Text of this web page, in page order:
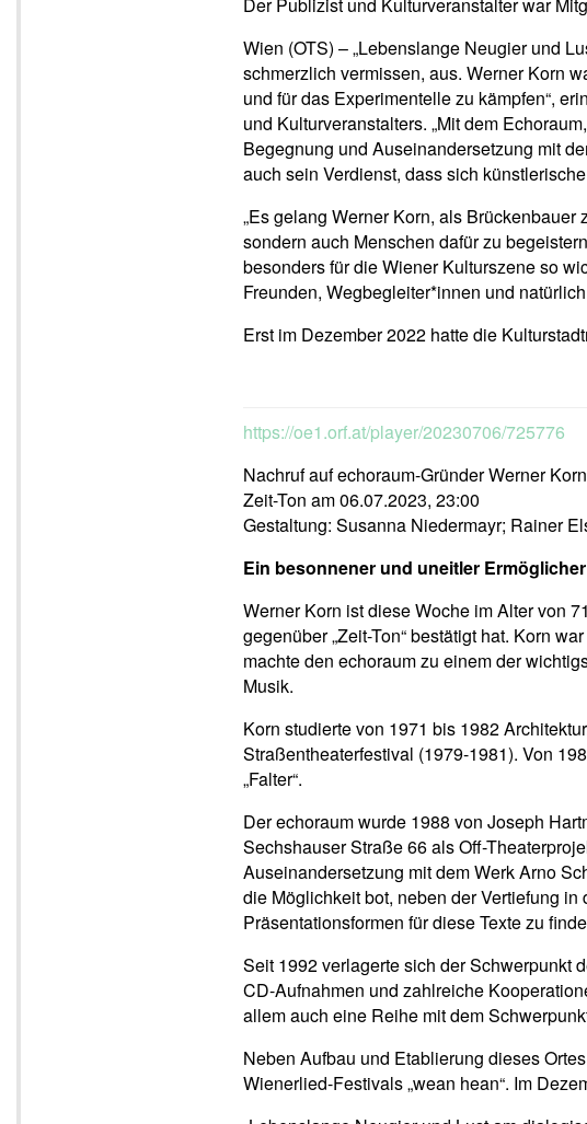
Der Publizist und Kulturveranstalter war
Wien (OTS) – „Lebenslange Neugier und
schmerzlich vermissen, aus. Werner Korn
und für das Experimentelle zu kämpfen“,
und Kulturveranstalters. „Mit dem
Begegnung und Auseinandersetzung mit
auch sein Verdienst, dass sich
„Es gelang Werner Korn, als
sondern auch Menschen dafür zu
besonders für die Wiener Kulturszene so
Freunden, Wegbegleiter*innen und
Erst im Dezember 2022 hatte die
https://oe1.orf.at/player/20230706/725776
Nachruf auf echoraum-Gründer Werner Korn
Zeit-Ton am 06.07.2023, 23:00
Gestaltung: Susanna Niedermayr; Rainer
Ein besonnener und uneitler
Werner Korn ist diese Woche im Alter von
gegenüber „Zeit-Ton“ bestätigt hat. Korn
machte den echoraum zu einem der
Musik.
Korn studierte von 1971 bis 1982
Straßentheaterfestival (1979-1981). Von
„Falter“.
Der echoraum wurde 1988 von Joseph
Sechshauser Straße 66 als Off-
Auseinandersetzung mit dem Werk Arno
die Möglichkeit bot, neben der Vertiefung
Präsentationsformen für diese Texte zu
Seit 1992 verlagerte sich der Schwerpunkt
CD-Aufnahmen und zahlreiche
allem auch eine Reihe mit dem
Neben Aufbau und Etablierung dieses
Wienerlied-Festivals „wean hean“. Im